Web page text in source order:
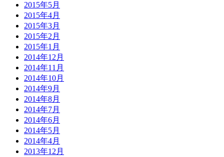
2015年5月
2015年4月
2015年3月
2015年2月
2015年1月
2014年12月
2014年11月
2014年10月
2014年9月
2014年8月
2014年7月
2014年6月
2014年5月
2014年4月
2013年12月